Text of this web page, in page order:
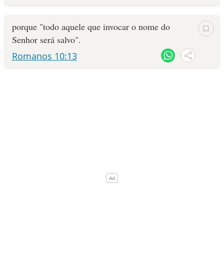
porque "todo aquele que invocar o nome do
Senhor será salvo".
Romanos 10:13